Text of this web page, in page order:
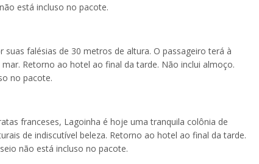
está incluso no pacote.
falésias de 30 metros de altura. O passageiro terá à
Retorno ao hotel ao final da tarde. Não inclui almoço.
no pacote.
franceses, Lagoinha é hoje uma tranquila colônia de
de indiscutível beleza. Retorno ao hotel ao final da tarde.
não está incluso no pacote.